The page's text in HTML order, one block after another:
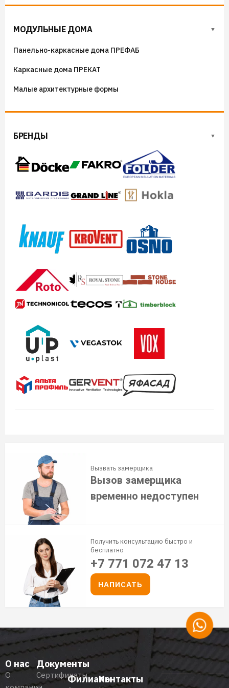
МОДУЛЬНЫЕ ДОМА
Панельно-каркасные дома ПРЕФАБ
Каркасные дома ПРЕКАТ
Малые архитектурные формы
БРЕНДЫ
Вызвать замерщика
Вызов замерщика
временно недоступен
Получить консультацию быстро и
бесплатно
+7 771 072 47 13
НАПИСАТЬ
О нас
О
Документы
СертификатыФилиалыКонтакты